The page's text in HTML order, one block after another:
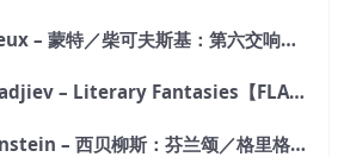
Pierre Monteux – 蒙特／柴可夫斯基：第六交响曲【176.4kHz／24bit】
Alexander Gadjiev – Literary Fantasies【FLAC 192】
Leonard Bernstein – 西贝柳斯：芬兰颂／格里格：培尔·金特组曲【44.1kHz／24bit】